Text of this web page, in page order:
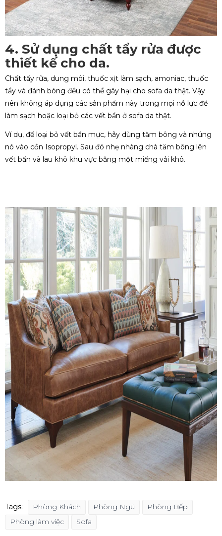
4. Sử dụng chất tẩy rửa được
thiết kế cho da.
Chất tẩy rửa, dung môi, thuốc xịt làm sạch, amoniac, thuốc
tẩy và đánh bóng đều có thể gây hại cho sofa da thật. Vậy
nên không áp dụng các sản phẩm này trong mọi nỗ lực để
làm sạch hoặc loại bỏ các vết bẩn ở sofa da thật.
Ví dụ, để loại bỏ vết bẩn mực, hãy dùng tăm bông và nhúng
nó vào cồn Isopropyl. Sau đó nhẹ nhàng chà tăm bông lên
vết bẩn và lau khô khu vực bằng một miếng vải khô.
Tags: Phòng Khách Phòng Ngủ
Phòng Bếp
Phòng làm việc
Sofa